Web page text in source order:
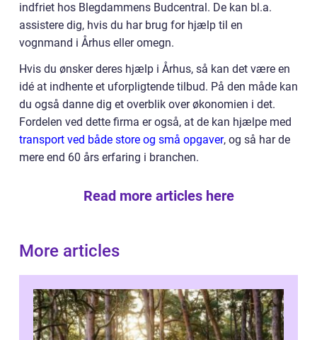
indfriet hos Blegdammens Budcentral. De kan bl.a.
assistere dig, hvis du har brug for hjælp til en
vognmand i Århus eller omegn.
Hvis du ønsker deres hjælp i Århus, så kan det være en
idé at indhente et uforpligtende tilbud. På den måde kan
du også danne dig et overblik over økonomien i det.
Fordelen ved dette firma er også, at de kan hjælpe med
transport ved både store og små opgaver, og så har de
mere end 60 års erfaring i branchen.
Read more articles here
More articles